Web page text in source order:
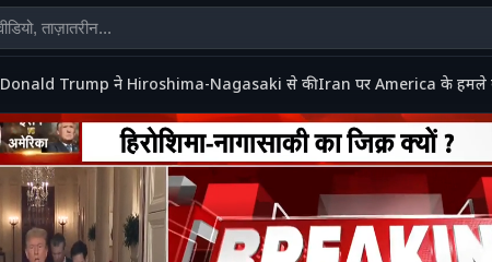
Donald Trump ने Hiroshima-Nagasaki से की Iran पर America के हमले